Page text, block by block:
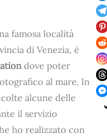
famosa località
di Venezia, è
dove poter
al mare. In
alcune delle
il servizio
ho realizzato con